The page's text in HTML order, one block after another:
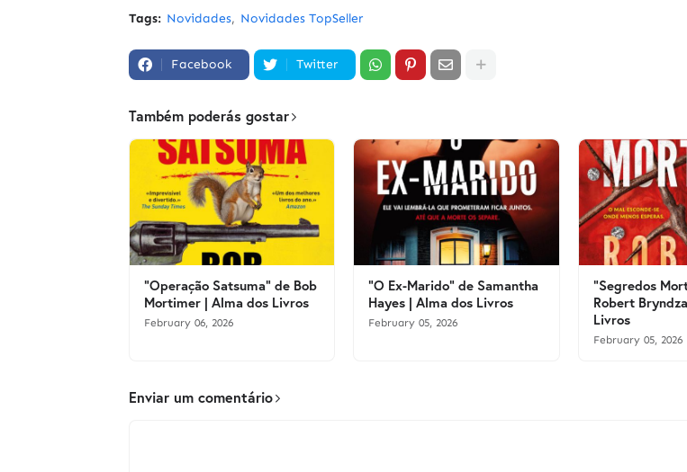
Tags: Novidades Novidades TopSeller
Facebook Twitter
Também poderás gostar
"Operação Satsuma" de Bob
Mortimer | Alma dos Livros
February 06, 2026
"O Ex-Marido" de Samantha
Hayes | Alma dos Livros
February 05, 2026
"Segredos
Robert
Livros
February 05, 2026
Enviar um comentário